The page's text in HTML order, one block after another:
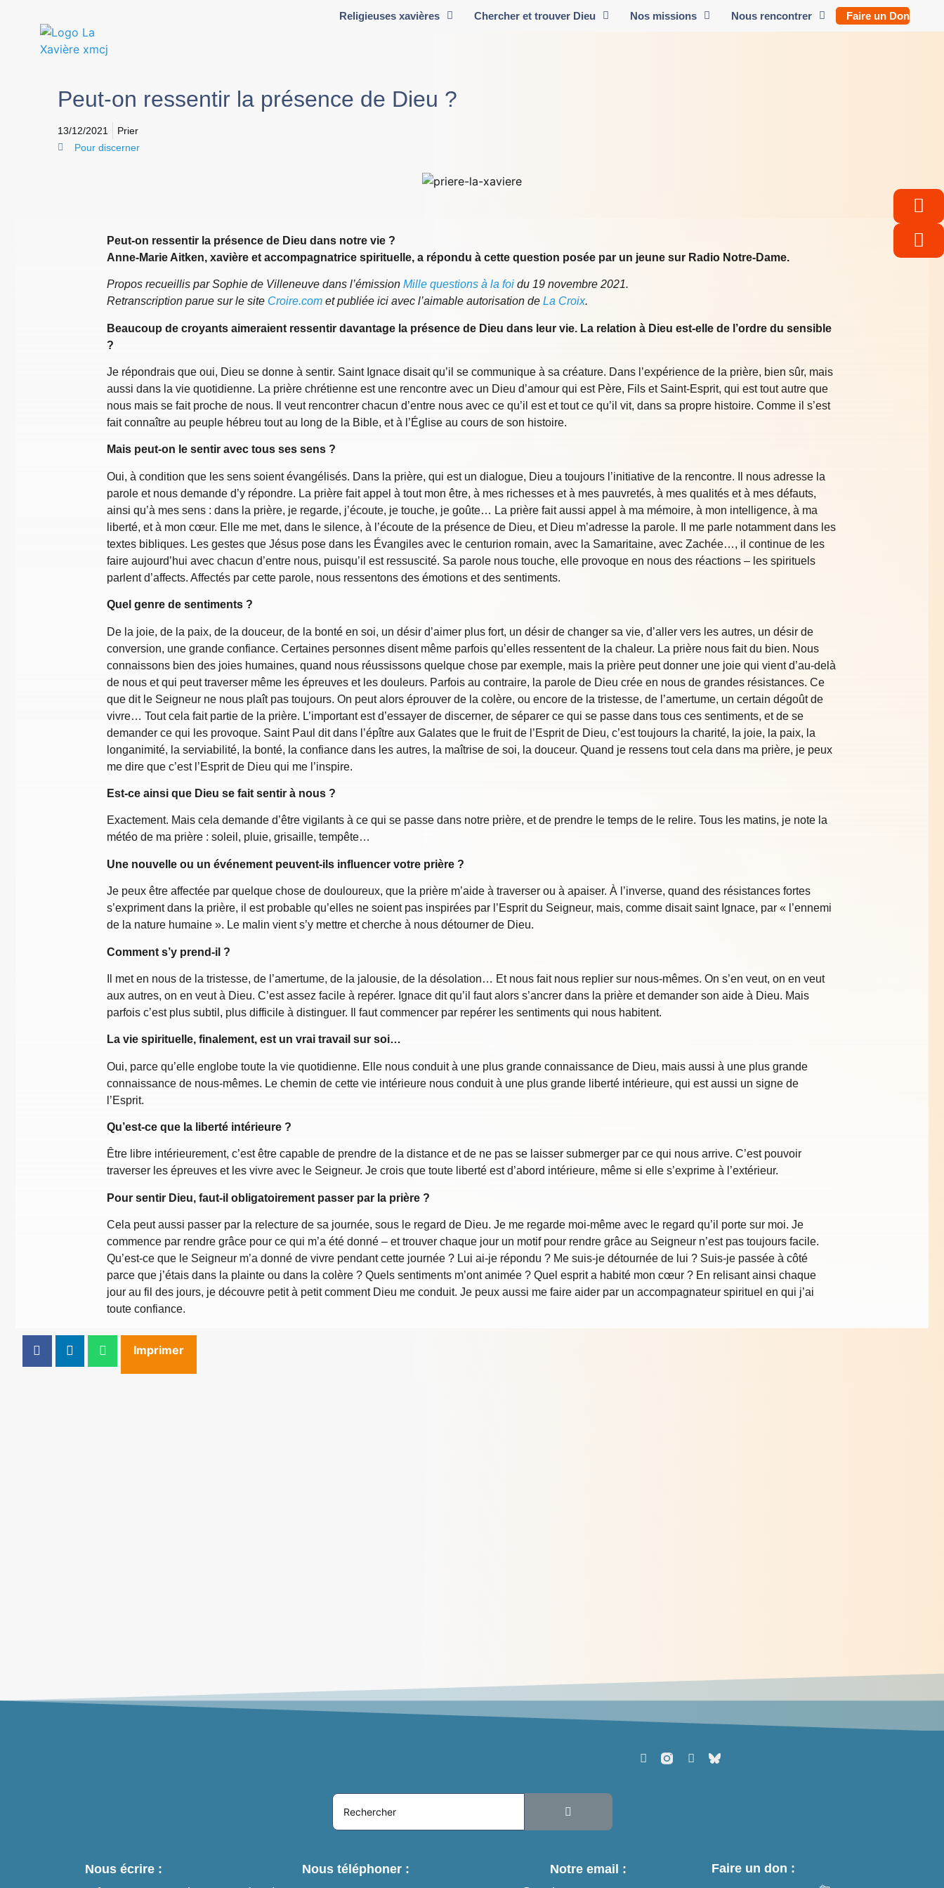
Religieuses xavières Chercher et trouver Dieu Nos missions Nous rencontrer Faire un Don
Peut-on ressentir la présence de Dieu ?
13/12/2021
Prier
Pour discerner
Peut-on ressentir la présence de Dieu dans notre vie ?
Anne-Marie Aitken, xavière et accompagnatrice spirituelle, a répondu à cette question posée par un jeune sur Radio Notre-Dame.
Propos recueillis par Sophie de Villeneuve dans l’émission Mille questions à la foi du 19 novembre 2021.
Retranscription parue sur le site Croire.com et publiée ici avec l’aimable autorisation de La Croix.
Beaucoup de croyants aimeraient ressentir davantage la présence de Dieu dans leur vie. La relation à Dieu est-elle de l’ordre du sensible
?
Je répondrais que oui, Dieu se donne à sentir. Saint Ignace disait qu’il se communique à sa créature. Dans l’expérience de la prière, bien sûr, mais
aussi dans la vie quotidienne. La prière chrétienne est une rencontre avec un Dieu d’amour qui est Père, Fils et Saint-Esprit, qui est tout autre que
nous mais se fait proche de nous. Il veut rencontrer chacun d’entre nous avec ce qu’il est et tout ce qu’il vit, dans sa propre histoire. Comme il s’est
fait connaître au peuple hébreu tout au long de la Bible, et à l’Église au cours de son histoire.
Mais peut-on le sentir avec tous ses sens ?
Oui, à condition que les sens soient évangélisés. Dans la prière, qui est un dialogue, Dieu a toujours l’initiative de la rencontre. Il nous adresse la
parole et nous demande d’y répondre. La prière fait appel à tout mon être, à mes richesses et à mes pauvretés, à mes qualités et à mes défauts,
ainsi qu’à mes sens : dans la prière, je regarde, j’écoute, je touche, je goûte… La prière fait aussi appel à ma mémoire, à mon intelligence, à ma
liberté, et à mon cœur. Elle me met, dans le silence, à l’écoute de la présence de Dieu, et Dieu m’adresse la parole. Il me parle notamment dans les
textes bibliques. Les gestes que Jésus pose dans les Évangiles avec le centurion romain, avec la Samaritaine, avec Zachée…, il continue de les
faire aujourd’hui avec chacun d’entre nous, puisqu’il est ressuscité. Sa parole nous touche, elle provoque en nous des réactions – les spirituels
parlent d’affects. Affectés par cette parole, nous ressentons des émotions et des sentiments.
Quel genre de sentiments ?
De la joie, de la paix, de la douceur, de la bonté en soi, un désir d’aimer plus fort, un désir de changer sa vie, d’aller vers les autres, un désir de
conversion, une grande confiance. Certaines personnes disent même parfois qu’elles ressentent de la chaleur. La prière nous fait du bien. Nous
connaissons bien des joies humaines, quand nous réussissons quelque chose par exemple, mais la prière peut donner une joie qui vient d’au-delà
de nous et qui peut traverser même les épreuves et les douleurs. Parfois au contraire, la parole de Dieu crée en nous de grandes résistances. Ce
que dit le Seigneur ne nous plaît pas toujours. On peut alors éprouver de la colère, ou encore de la tristesse, de l’amertume, un certain dégoût de
vivre… Tout cela fait partie de la prière. L’important est d’essayer de discerner, de séparer ce qui se passe dans tous ces sentiments, et de se
demander ce qui les provoque. Saint Paul dit dans l’épître aux Galates que le fruit de l’Esprit de Dieu, c’est toujours la charité, la joie, la paix, la
longanimité, la serviabilité, la bonté, la confiance dans les autres, la maîtrise de soi, la douceur. Quand je ressens tout cela dans ma prière, je peux
me dire que c’est l’Esprit de Dieu qui me l’inspire.
Est-ce ainsi que Dieu se fait sentir à nous ?
Exactement. Mais cela demande d’être vigilants à ce qui se passe dans notre prière, et de prendre le temps de le relire. Tous les matins, je note la
météo de ma prière : soleil, pluie, grisaille, tempête…
Une nouvelle ou un événement peuvent-ils influencer votre prière ?
Je peux être affectée par quelque chose de douloureux, que la prière m’aide à traverser ou à apaiser. À l’inverse, quand des résistances fortes
s’expriment dans la prière, il est probable qu’elles ne soient pas inspirées par l’Esprit du Seigneur, mais, comme disait saint Ignace, par « l’ennemi
de la nature humaine ». Le malin vient s’y mettre et cherche à nous détourner de Dieu.
Comment s’y prend-il ?
Il met en nous de la tristesse, de l’amertume, de la jalousie, de la désolation… Et nous fait nous replier sur nous-mêmes. On s’en veut, on en veut
aux autres, on en veut à Dieu. C’est assez facile à repérer. Ignace dit qu’il faut alors s’ancrer dans la prière et demander son aide à Dieu. Mais
parfois c’est plus subtil, plus difficile à distinguer. Il faut commencer par repérer les sentiments qui nous habitent.
La vie spirituelle, finalement, est un vrai travail sur soi…
Oui, parce qu’elle englobe toute la vie quotidienne. Elle nous conduit à une plus grande connaissance de Dieu, mais aussi à une plus grande
connaissance de nous-mêmes. Le chemin de cette vie intérieure nous conduit à une plus grande liberté intérieure, qui est aussi un signe de
l’Esprit.
Qu’est-ce que la liberté intérieure ?
Être libre intérieurement, c’est être capable de prendre de la distance et de ne pas se laisser submerger par ce qui nous arrive. C’est pouvoir
traverser les épreuves et les vivre avec le Seigneur. Je crois que toute liberté est d’abord intérieure, même si elle s’exprime à l’extérieur.
Pour sentir Dieu, faut-il obligatoirement passer par la prière ?
Cela peut aussi passer par la relecture de sa journée, sous le regard de Dieu. Je me regarde moi-même avec le regard qu’il porte sur moi. Je
commence par rendre grâce pour ce qui m’a été donné – et trouver chaque jour un motif pour rendre grâce au Seigneur n’est pas toujours facile.
Qu’est-ce que le Seigneur m’a donné de vivre pendant cette journée ? Lui ai-je répondu ? Me suis-je détournée de lui ? Suis-je passée à côté
parce que j’étais dans la plainte ou dans la colère ? Quels sentiments m’ont animée ? Quel esprit a habité mon cœur ? En relisant ainsi chaque
jour au fil des jours, je découvre petit à petit comment Dieu me conduit. Je peux aussi me faire aider par un accompagnateur spirituel en qui j’ai
toute confiance.
Imprimer
Nous écrire :
Nous téléphoner :
Notre email :
Faire un don :